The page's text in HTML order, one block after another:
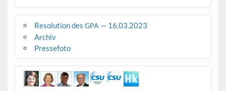
Resolution des GPA — 16.03.2023
Archiv
Pressefoto